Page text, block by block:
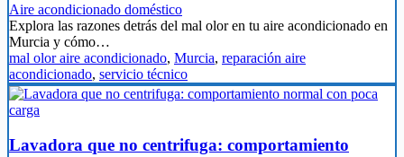
Aire acondicionado doméstico
Explora las razones detrás del mal olor en tu aire acondicionado en
Murcia y cómo…
mal olor aire acondicionado, Murcia, reparación aire
acondicionado, servicio técnico
Lavadora que no centrifuga: comportamiento